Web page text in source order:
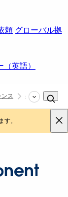
頼 グローバル拠
英語）
ス dw::core::URL
す。